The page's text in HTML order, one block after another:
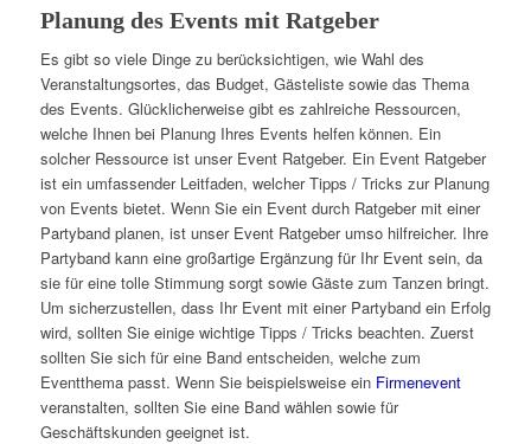
Planung des Events mit Ratgeber
Es gibt so viele Dinge zu berücksichtigen, wie Wahl des
Veranstaltungsortes, das Budget, Gästeliste sowie das Thema
des Events. Glücklicherweise gibt es zahlreiche Ressourcen,
welche Ihnen bei Planung Ihres Events helfen können. Ein
solcher Ressource ist unser Event Ratgeber. Ein Event Ratgeber
ist ein umfassender Leitfaden, welcher Tipps / Tricks zur Planung
von Events bietet. Wenn Sie ein Event durch Ratgeber mit einer
Partyband planen, ist unser Event Ratgeber umso hilfreicher. Ihre
Partyband kann eine großartige Ergänzung für Ihr Event sein, da
sie für eine tolle Stimmung sorgt sowie Gäste zum Tanzen bringt.
Um sicherzustellen, dass Ihr Event mit einer Partyband ein Erfolg
wird, sollten Sie einige wichtige Tipps / Tricks beachten. Zuerst
sollten Sie sich für eine Band entscheiden, welche zum
Eventthema passt. Wenn Sie beispielsweise ein Firmenevent
veranstalten, sollten Sie eine Band wählen sowie für
Geschäftskunden geeignet ist.